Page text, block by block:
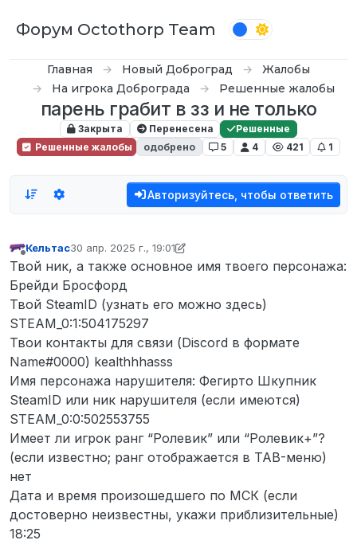
Форум Octothorp Team
Главная Новый Доброград
Жалобы
На игрока Доброграда
Решенные жалобы
парень грабит в зз и не только
Закрыта Перенесена
Решенные
Решенные жалобы
одобрено 5 4 421 1
Авторизуйтесь, чтобы ответить
Не в сети
Кельтас30 апр. 2025 г., 19:01
отредактировано D0n Bar0n
Твой ник, а также основное имя твоего персонажа:
Брейди Бросфорд
Твой SteamID (узнать его можно здесь)
STEAM_0:1:504175297
Твои контакты для связи (Discord в формате
Name#0000) kealthhhasss
Имя персонажа нарушителя: Фегирто Шкупник
SteamID или ник нарушителя (если имеются)
STEAM_0:0:502553755
Имеет ли игрок ранг “Ролевик” или “Ролевик+”?
(если известно; ранг отображается в TAB-меню)
нет
Дата и время произошедшего по МСК (если
достоверно неизвестны, укажи приблизительные)
18:25